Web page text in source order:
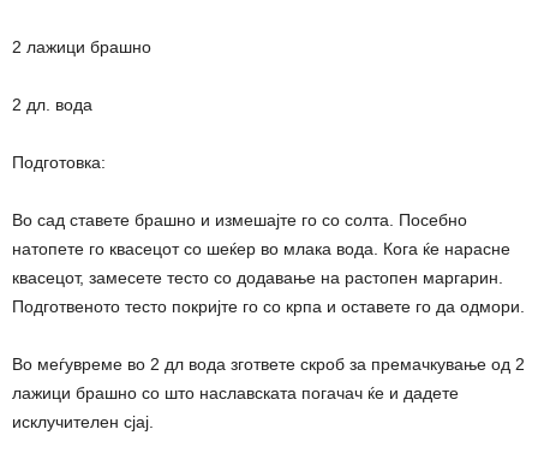
2 лажици брашно
2 дл. вода
Подготовка:
Во сад ставете брашно и измешајте го со солта. Посебно
натопете го квасецот со шеќер во млака вода. Кога ќе нарасне
квасецот, замесете тесто со додавање на растопен маргарин.
Подготвеното тесто покријте го со крпа и оставете го да одмори.
Во меѓувреме во 2 дл вода згответе скроб за премачкување од 2
лажици брашно со што наславската погачач ќе и дадете
исклучителен сјај.